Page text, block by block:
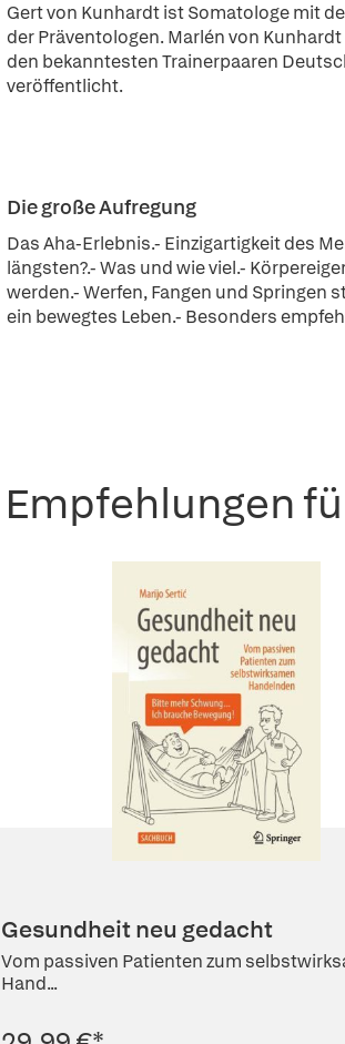
Gert von Kunhardt ist Somatologe mit
der Präventologen. Marlén von
den bekanntesten Trainerpaaren
veröffentlicht.
Die große Aufregung
Das Aha-Erlebnis.- Einzigartigkeit des
längsten?.- Was und wie viel.-
werden.- Werfen, Fangen und Springen
ein bewegtes Leben.- Besonders
Empfehlungen
Gesundheit neu gedacht
Vom passiven Patienten zum
Hand...